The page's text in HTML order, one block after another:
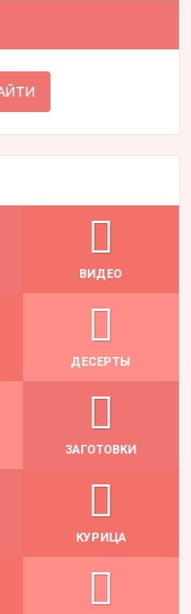
ВИДЕО
ДЕСЕРТЫ
ЗАГОТОВКИ
КУРИЦА